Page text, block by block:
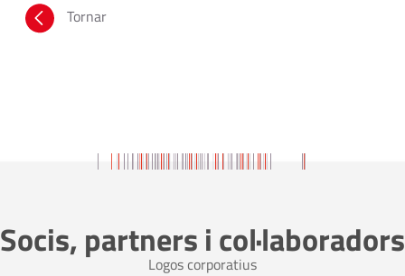
Tornar
Socis, partners i col·laboradors
Logos corporatius